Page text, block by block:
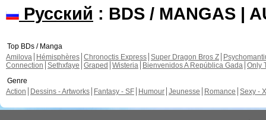
Русский : BDS / MANGAS |
Top BDs / Manga
Amilova
Hémisphères Chronoctis Express Super Dragon Bros Z
Connection Sethxfaye Graped Wisteria Bienvenidos A República Gada Only
Genre
Action
Dessins - Artworks Fantasy - SF Humour Jeunesse Romance Sexy -